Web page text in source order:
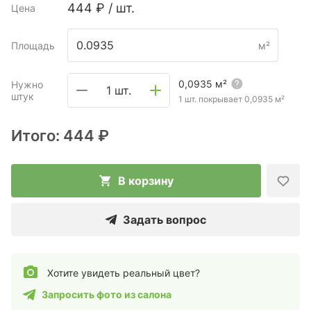
Цена 444 ₽ / шт.
Площадь м²
Нужно
штук
1 шт. 0,0935 м²
1 шт. покрывает 0,0935 м²
Итого: 444 ₽
В корзину
Задать вопрос
Хотите увидеть реальный цвет?
Запросить фото из салона